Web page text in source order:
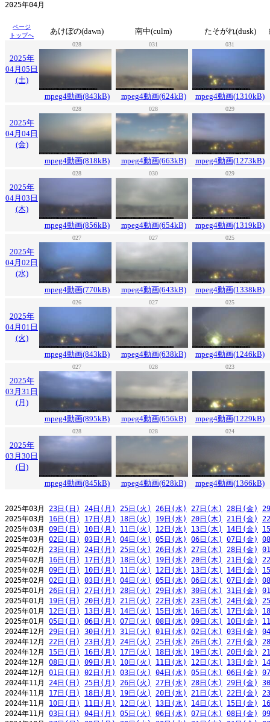
ページ
トップへ
あけぼの(dawn) 南中(culm) たそがれ(dusk)
028 031 031
2025年
04月05日
(土)
mpeg4動画(843kB)
mpeg4動画(624kB) mpeg4動画(1310kB)
028 028 029
2025年
04月04日
(金)
mpeg4動画(818kB)
mpeg4動画(663kB) mpeg4動画(1273kB)
028 030 029
2025年
04月03日
(木)
mpeg4動画(856kB)
mpeg4動画(654kB) mpeg4動画(1319kB)
027 027 025
2025年
04月02日
(水)
mpeg4動画(770kB)
mpeg4動画(643kB) mpeg4動画(1338kB)
026 027 025
2025年
04月01日
(火)
mpeg4動画(843kB)
mpeg4動画(638kB) mpeg4動画(1246kB)
027 028 023
2025年
03月31日
(月)
mpeg4動画(895kB)
mpeg4動画(656kB) mpeg4動画(1229kB)
028 028 024
2025年
03月30日
(日)
mpeg4動画(845kB)
mpeg4動画(628kB) mpeg4動画(1366kB)
2025年03月 23日(日) 24日(月) 25日(火) 26日(水) 27日(木) 28日(金)
2025年03月 16日(日) 17日(月) 18日(火) 19日(水) 20日(木) 21日(金)
2025年03月 09日(日) 10日(月) 11日(火) 12日(水) 13日(木) 14日(金)
2025年03月 02日(日) 03日(月) 04日(火) 05日(水) 06日(木) 07日(金)
2025年02月 23日(日) 24日(月) 25日(火) 26日(水) 27日(木) 28日(金)
2025年02月 16日(日) 17日(月) 18日(火) 19日(水) 20日(木) 21日(金)
2025年02月 09日(日) 10日(月) 11日(火) 12日(水) 13日(木) 14日(金)
2025年02月 02日(日) 03日(月) 04日(火) 05日(水) 06日(木) 07日(金)
2025年01月 26日(日) 27日(月) 28日(火) 29日(水) 30日(木) 31日(金)
2025年01月 19日(日) 20日(月) 21日(火) 22日(水) 23日(木) 24日(金)
2025年01月 12日(日) 13日(月) 14日(火) 15日(水) 16日(木) 17日(金)
2025年01月 05日(日) 06日(月) 07日(火) 08日(水) 09日(木) 10日(金)
2024年12月 29日(日) 30日(月) 31日(火) 01日(水) 02日(木) 03日(金)
2024年12月 22日(日) 23日(月) 24日(火) 25日(水) 26日(木) 27日(金)
2024年12月 15日(日) 16日(月) 17日(火) 18日(水) 19日(木) 20日(金)
2024年12月 08日(日) 09日(月) 10日(火) 11日(水) 12日(木) 13日(金)
2024年12月 01日(日) 02日(月) 03日(火) 04日(水) 05日(木) 06日(金)
2024年11月 24日(日) 25日(月) 26日(火) 27日(水) 28日(木) 29日(金)
2024年11月 17日(日) 18日(月) 19日(火) 20日(水) 21日(木) 22日(金)
2024年11月 10日(日) 11日(月) 12日(火) 13日(水) 14日(木) 15日(金)
2024年11月 03日(日) 04日(月) 05日(火) 06日(水) 07日(木) 08日(金)